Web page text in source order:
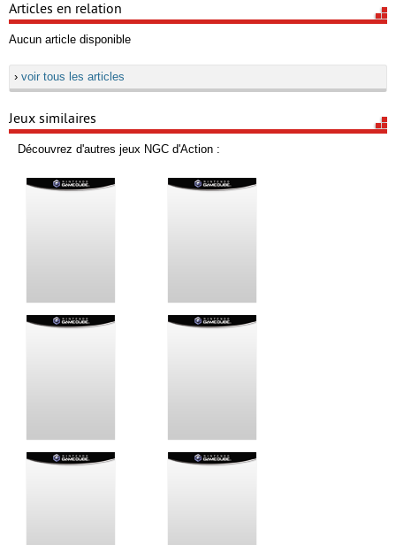
Articles en relation
Aucun article disponible
› voir tous les articles
Jeux similaires
Découvrez d'autres jeux NGC d'Action :